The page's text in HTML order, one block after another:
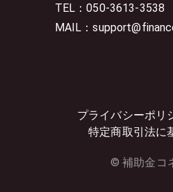
TEL：050-3613-3538
MAIL：
プライバシーポリ
特定商取引法に
© 補助金コ